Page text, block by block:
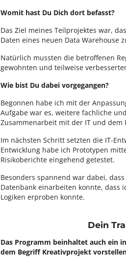
Womit hast Du Dich dort befasst?
Das Ziel meines Teilprojektes war,
Daten eines neuen Data Warehouse
Natürlich mussten die betroffenen
gewohnten und teilweise
Wie bist Du dabei vorgegangen?
Begonnen habe ich mit der
Aufgabe war es, weitere fachliche
Zusammenarbeit mit der IT und dem
Im nächsten Schritt setzten die IT-
Entwicklung habe ich Prototypen
Risikoberichte eingehend getestet.
Besonders spannend war dabei,
Datenbank einarbeiten konnte, dass
Logiken erproben konnte.
Dein
Das Programm beinhaltet auch ein
dem Begriff Kreativprojekt